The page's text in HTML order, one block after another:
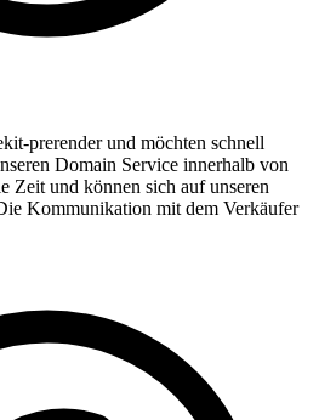
prerender und möchten schnell
Domain Service innerhalb von
Zeit und können sich auf unseren
Kommunikation mit dem Verkäufer